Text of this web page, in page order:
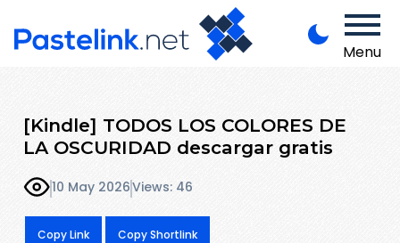
Menu
[Kindle] TODOS LOS COLORES DE
LA OSCURIDAD descargar gratis
10 May 2026Views: 46
Copy Link Copy Shortlink